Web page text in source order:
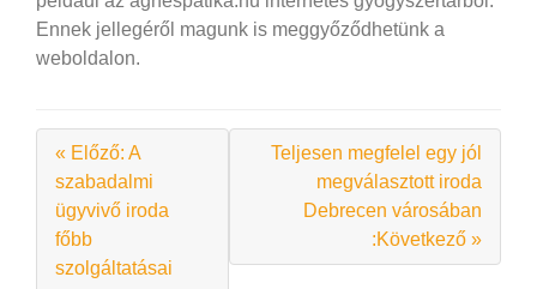
Ennek jellegéről magunk is meggyőződhetünk a
weboldalon.
« Előző: A
szabadalmi
ügyvivő iroda
főbb
szolgáltatásai
Teljesen megfelel egy jól
megválasztott iroda
Debrecen városában
:Következő »